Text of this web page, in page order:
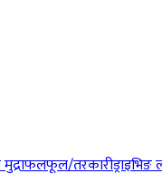
फलफूल/तरकारी